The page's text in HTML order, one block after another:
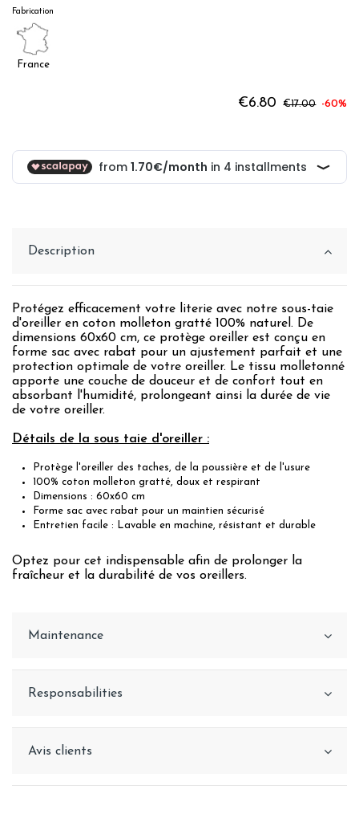
Fabrication
France
€6.80 €17.00 -60%
Description
Protégez efficacement votre literie avec notre sous-taie
d'oreiller en coton molleton gratté 100% naturel. De
dimensions 60x60 cm, ce protège oreiller est conçu en
forme sac avec rabat pour un ajustement parfait et une
protection optimale de votre oreiller. Le tissu molletonné
apporte une couche de douceur et de confort tout en
absorbant l'humidité, prolongeant ainsi la durée de vie
de votre oreiller.
Détails de la sous taie d'oreiller :
Protège l'oreiller des taches, de la poussière et de l'usure
100% coton molleton gratté, doux et respirant
Dimensions : 60x60 cm
Forme sac avec rabat pour un maintien sécurisé
Entretien facile : Lavable en machine, résistant et durable
Optez pour cet indispensable afin de prolonger la
fraîcheur et la durabilité de vos oreillers.
Maintenance
Responsabilities
Avis clients